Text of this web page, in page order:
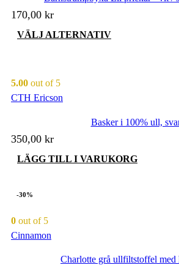
170,00 kr
VÄLJ ALTERNATIV
alternativen
på
produktsidan
5.00 out of 5
CTH Ericson
Basker i 100% ull,
350,00 kr
LÄGG TILL I VARUKORG
-30%
0 out of 5
Cinnamon
Charlotte grå ullfiltstoffel med